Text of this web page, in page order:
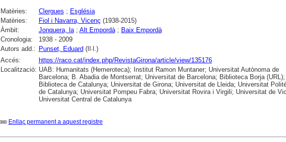
Matèries: Clergues ; Església
Matèries:
Fiol i Navarra, Vicenç (1938-2015)
Àmbit:
Jonquera, la; Alt Empordà; Baix Empordà
Cronologia:
1938 - 2009
Autors add.: Punset, Eduard (Il·l.)
Accés:
https://raco.cat/index.php/RevistaGirona/article/view/135176
Localització: UAB: Humanitats (Hemeroteca); Institut Ramon Muntaner; Universitat Autònoma de
Barcelona; B. Abadia de Montserrat; Universitat de Barcelona; Biblioteca Borja (URL);
Biblioteca de Catalunya; Universitat de Girona; Universitat de Lleida; Universitat
de Catalunya; Universitat Pompeu Fabra; Universitat Rovira i Virgili; Universitat de
Universitat Central de Catalunya
Enllaç permanent a aquest registre